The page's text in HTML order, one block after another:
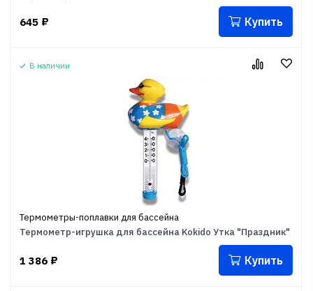
645 ₽ Купить
В наличии
Термометры-поплавки для бассейна
Термометр-игрушка для бассейна Kokido Утка "Праздник"
1 386 ₽ Купить